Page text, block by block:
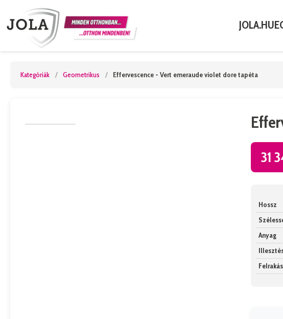
JOLA.HU
Kategóriák / Geometrikus / Effervescence - Vert emeraude violet dore tapéta
31
Hossz
Anyag
Felrakás